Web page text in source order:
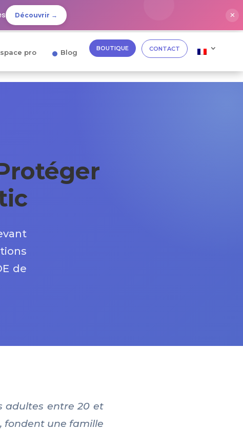
Découvrir → ✕
pro Blog BOUTIQUE CONTACT
de
adultes entre 20 et
fondent une famille